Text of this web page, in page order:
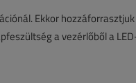
Ekkor hozzáforrasztjuk
a vezérlőből a